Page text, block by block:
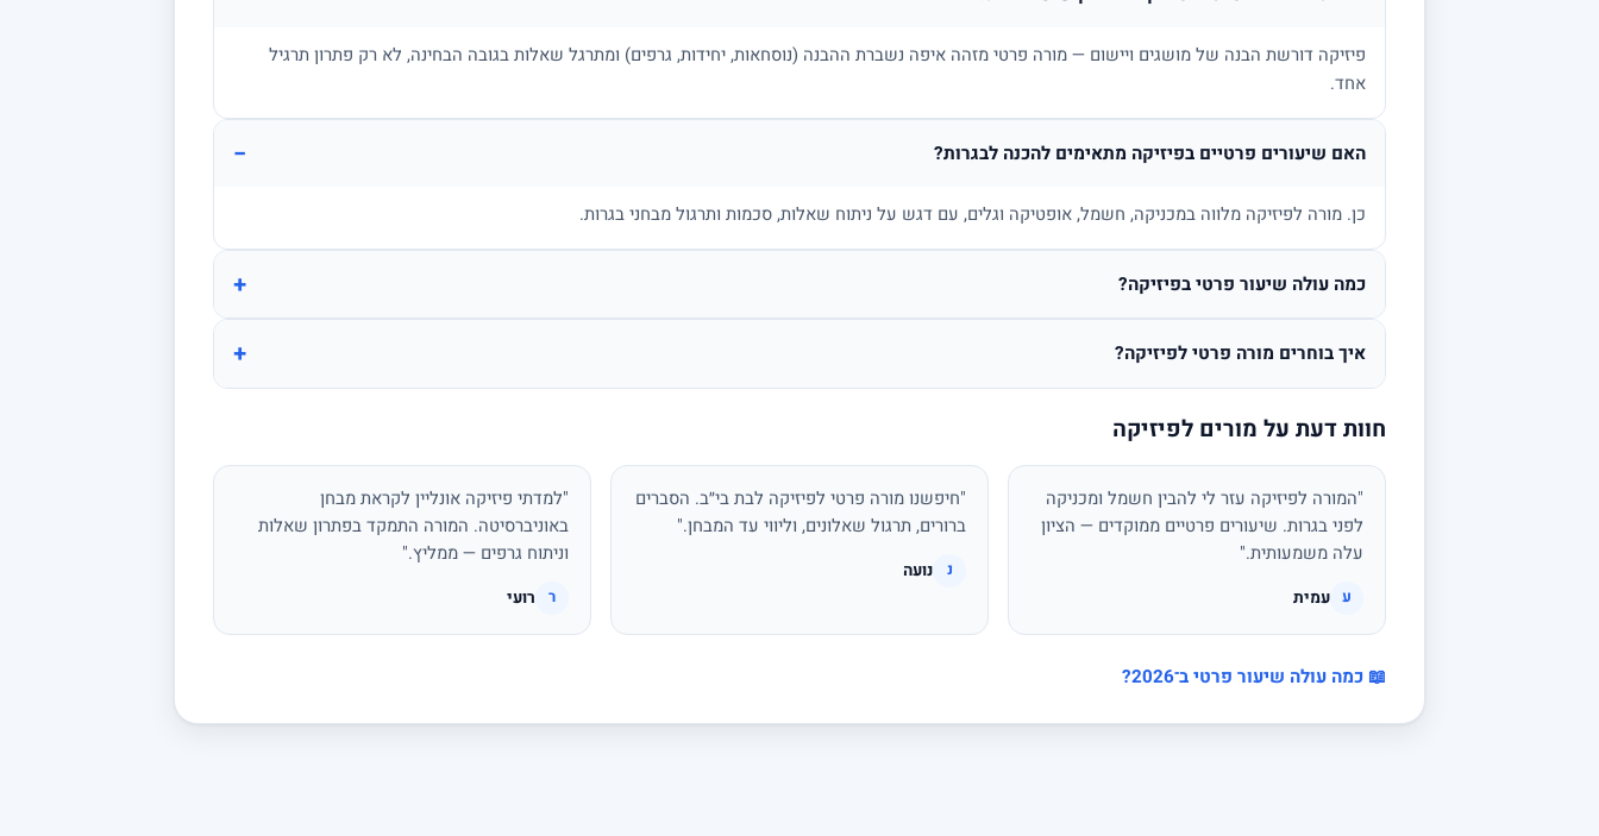
פיזיקה דורשת הבנה של מושגים ויישום — מורה פרטי מזהה איפה נשברת ההבנה (נוסחאות, יחידות, גרפים) ומתרגל שאלות בגובה הבחינה, לא רק פתרון תרגיל
אחד.
האם שיעורים פרטיים בפיזיקה מתאימים להכנה לבגרות? −
כן. מורה לפיזיקה מלווה במכניקה, חשמל, אופטיקה וגלים, עם דגש על ניתוח שאלות, סכמות ותרגול מבחני בגרות.
כמה עולה שיעור פרטי בפיזיקה? +
איך בוחרים מורה פרטי לפיזיקה? +
חוות דעת על מורים לפיזיקה
"המורה לפיזיקה עזר לי להבין חשמל ומכניקה
לפני בגרות. שיעורים פרטיים ממוקדים — הציון
עלה משמעותית."
ע עמית
"חיפשנו מורה פרטי לפיזיקה לבת בי״ב. הסברים
ברורים, תרגול שאלונים, וליווי עד המבחן."
נ נועה
"למדתי פיזיקה אונליין לקראת מבחן
באוניברסיטה. המורה התמקד בפתרון שאלות
וניתוח גרפים — ממליץ."
ר רועי
📖 כמה עולה שיעור פרטי ב־2026?